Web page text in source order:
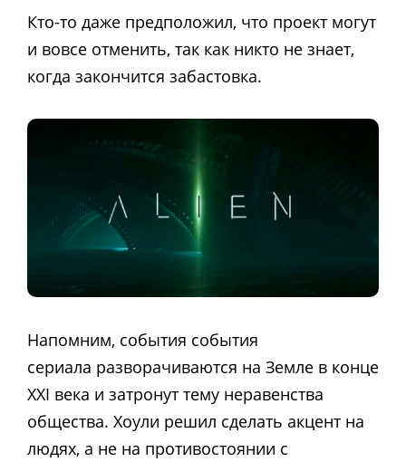
Кто-то даже предположил, что проект могут
и вовсе отменить, так как никто не знает,
когда закончится забастовка.
Напомним, события события
сериала разворачиваются на Земле в конце
XXI века и затронут тему неравенства
общества. Хоули решил сделать акцент на
людях, а не на противостоянии с